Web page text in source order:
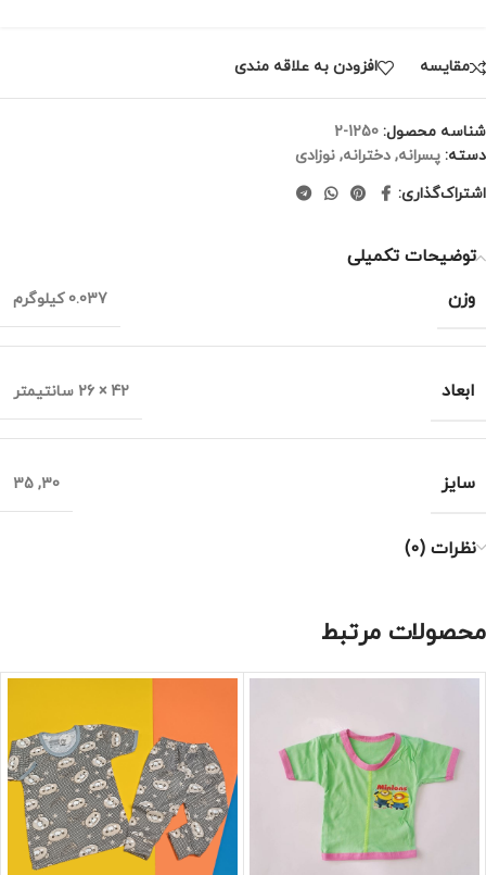
مقايسه افزودن به علاقه مندی
شناسه محصول: 1250-2
دسته: پسرانه, دخترانه, نوزادی
اشتراک‌گذاری:
توضیحات تکمیلی
وزن
0.037 کیلوگرم
ابعاد 42 × 26 سانتیمتر
سایز 30
,
35
نظرات (0)
محصولات مرتبط